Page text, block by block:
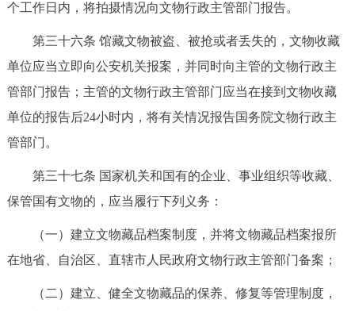
个工作日内，将拍摄情况向文物行政主管部门报告。
第三十六条 馆藏文物被盗、被抢或者丢失的，文物收藏
单位应当立即向公安机关报案，并同时向主管的文物行政主
管部门报告；主管的文物行政主管部门应当在接到文物收藏
单位的报告后24小时内，将有关情况报告国务院文物行政主
管部门。
第三十七条 国家机关和国有的企业、事业组织等收藏、
保管国有文物的，应当履行下列义务：
（一）建立文物藏品档案制度，并将文物藏品档案报所
在地省、自治区、直辖市人民政府文物行政主管部门备案；
（二）建立、健全文物藏品的保养、修复等管理制度，